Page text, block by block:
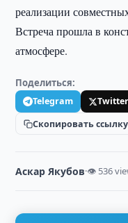
реализации
Встреча прошла в
атмосфере.
Поделиться:
Telegram
Скопировать ссылку
Аскар Якубов·👁 536